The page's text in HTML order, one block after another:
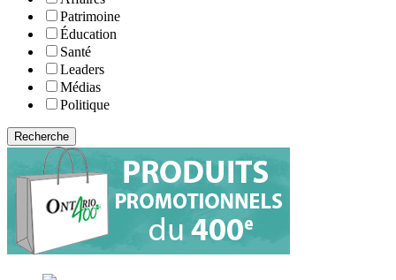
Patrimoine
Éducation
Santé
Leaders
Médias
Politique